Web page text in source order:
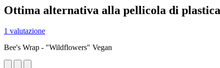
Ottima alternativa alla pellicola di plastica
1 valutazione
Bee's Wrap - "Wildflowers" Vegan